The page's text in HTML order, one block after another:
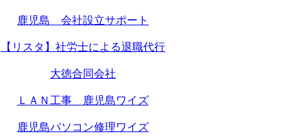
鹿児島 会社設立サポート
【リスタ】社労士による退職代行
大徳合同会社
ＬＡＮ工事 鹿児島ワイズ
鹿児島パソコン修理ワイズ